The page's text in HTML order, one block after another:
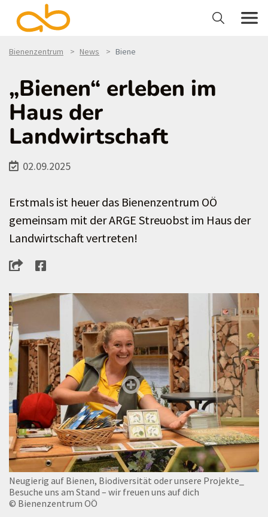
Bienenzentrum News Biene
„Bienen“ erleben im
Haus der
Landwirtschaft
02.09.2025
Erstmals ist heuer das Bienenzentrum OÖ
gemeinsam mit der ARGE Streuobst im Haus der
Landwirtschaft vertreten!
Neugierig auf Bienen, Biodiversität oder unsere Projekte_
Besuche uns am Stand – wir freuen uns auf dich
© Bienenzentrum OÖ